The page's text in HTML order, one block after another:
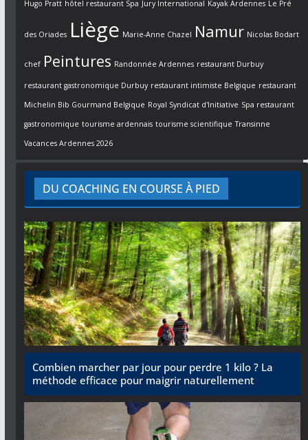
Hugo Pratt hôtel restaurant Spa Jury International Kayak Ardennes Le Pré
des Oriades Liège Marie-Anne Chazel Namur Nicolas Bodart
chef Peintures Randonnée Ardennes restaurant Durbuy
restaurant gastronomique Durbuy restaurant intimiste Belgique restaurant
Michelin Bib Gourmand Belgique Royal Syndicat d'Initiative Spa restaurant
gastronomique tourisme ardennais tourisme scientifique Transinne
Vacances Ardennes 2026
DU COACHING EN COURSE À PIED
Combien marcher par jour pour perdre 1 kilo ? La
méthode efficace pour maigrir naturellement